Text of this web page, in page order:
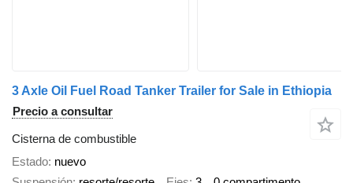
3 Axle Oil Fuel Road Tanker Trailer for Sale in Ethiopia
Precio a consultar
Cisterna de combustible
Estado nuevo